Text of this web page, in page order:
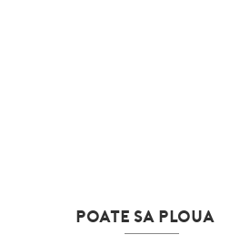
POATE SA PLOUA…